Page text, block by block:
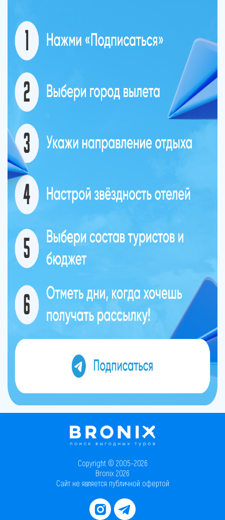
Copyright © 2005–2026
Bronix 2026
Сайт не является публичной офертой